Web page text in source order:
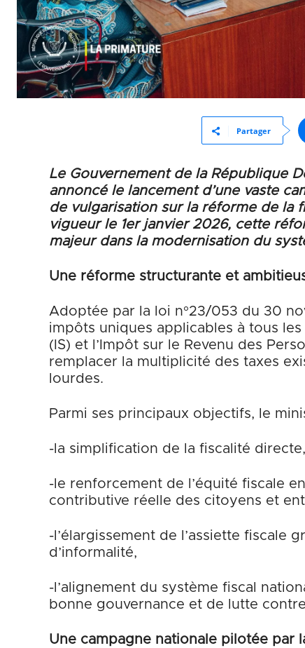
Partager
Le Gouvernement de la République
annoncé le lancement d’une vaste
de vulgarisation sur la réforme de la
vigueur le 1er janvier 2026, cette
majeur dans la modernisation du
Une réforme structurante et
Adoptée par la loi n°23/053 du 30
impôts uniques applicables à tous
(IS) et l’Impôt sur le Revenu des
remplacer la multiplicité des taxes
lourdes.
Parmi ses principaux objectifs, le
-la simplification de la fiscalité directe,
-le renforcement de l’équité fiscale
contributive réelle des citoyens et
-l’élargissement de l’assiette fiscale
d’informalité,
-l’alignement du système fiscal
bonne gouvernance et de lutte contre
Une campagne nationale pilotée par